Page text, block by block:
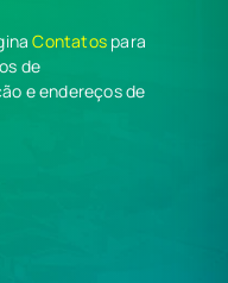
Contatos para
de
e endereços de